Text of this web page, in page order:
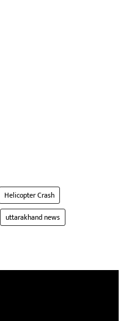
Helicopter Crash
uttarakhand news